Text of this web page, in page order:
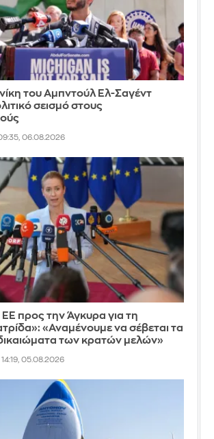
νίκη του Αμπντούλ Ελ-Σαγέντ
σεισμό στους
06.08.2026
προς την Άγκυρα για τη
«Αναμένουμε να σέβεται τα
των κρατών μελών»
14:19, 05.08.2026